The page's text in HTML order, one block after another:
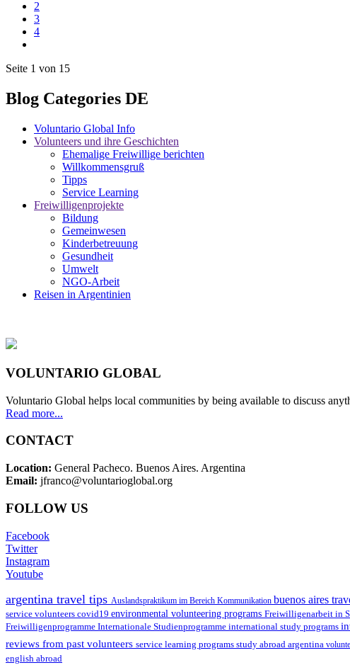
2
3
4
Seite 1 von 15
Blog Categories DE
Voluntario Global Info
Volunteers und ihre Geschichten
Ehemalige Freiwillige berichten
Willkommensgruß
Tipps
Service Learning
Freiwilligenprojekte
Bildung
Gemeinwesen
Kinderbetreuung
Gesundheit
Umwelt
NGO-Arbeit
Reisen in Argentinien
VOLUNTARIO GLOBAL
Voluntario Global helps local communities by being available to discuss
Read more...
CONTACT
Location: General Pacheco. Buenos Aires. Argentina
Email: jfranco@voluntarioglobal.org
FOLLOW US
Facebook
Twitter
Instagram
Youtube
argentina travel tips Auslandspraktikum im Bereich Kommunikation buenos aires
service volunteers covid19 environmental volunteering programs Freiwilligenarbeit in
Freiwilligenprogramme Internationale Studienprogramme international study programs
reviews from past volunteers service learning programs study abroad argentina
english abroad